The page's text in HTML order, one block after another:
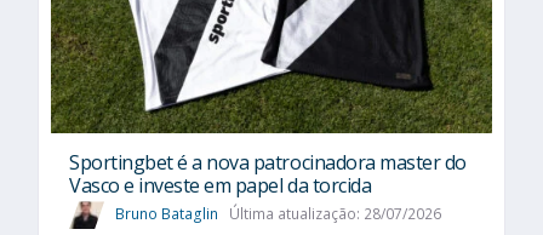
Sportingbet é a nova patrocinadora master do
Vasco e investe em papel da torcida
Bruno Bataglin Última atualização: 28/07/2026